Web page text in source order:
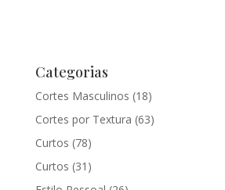
Categorias
Cortes Masculinos (18)
Cortes por Textura (63)
Curtos (78)
Curtos (31)